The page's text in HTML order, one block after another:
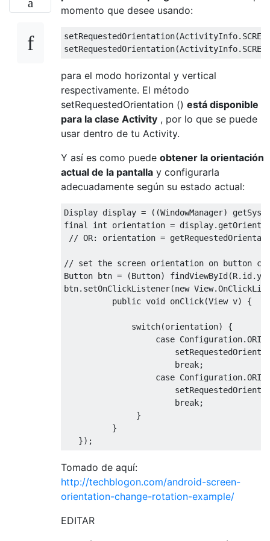
momento que desee usando:
setRequestedOrientation(ActivityInfo.
setRequestedOrientation(ActivityInfo.
para el modo horizontal y vertical
respectivamente. El método
setRequestedOrientation () está disponible
para la clase Activity , por lo que se puede
usar dentro de tu Activity.
Y así es como puede obtener la orientación
actual de la pantalla y configurarla
adecuadamente según su estado actual:
Display display = ((WindowManager)
final
int orientation = display.
// OR: orientation =
// set the screen orientation on button
Button btn = (Button) findViewById(R. id.
btn. setOnClickListener(new View.
public void onClick(View v) {
switch(orientation)
{
case Configuration.
break;
case Configuration.
break;
}
}
});
Tomado de aquí:
http://techblogon.com/android-screen-
orientation-change-rotation-example/
EDITAR